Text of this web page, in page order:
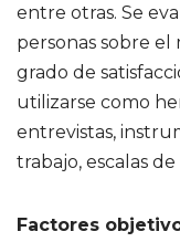
entre otras. Se
personas sobre el
grado de
utilizarse como
entrevistas,
trabajo, escalas
Factores